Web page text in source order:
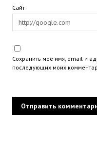
Сайт
Сохранить моё имя, email и
последующих моих